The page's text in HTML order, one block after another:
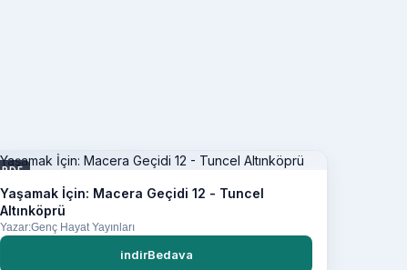
PDF
Yaşamak İçin: Macera Geçidi 12 - Tuncel
Altınköprü
Yazar:Genç Hayat Yayınları
indirBedava